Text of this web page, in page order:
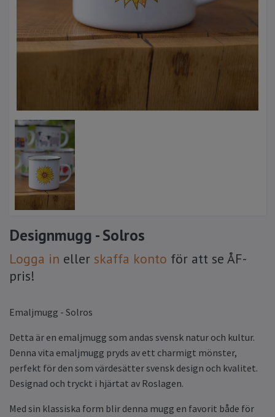
Designmugg - Solros
Logga in eller skaffa konto för att se ÅF-
pris!
Emaljmugg - Solros
Detta är en emaljmugg som andas svensk natur och kultur.
Denna vita emaljmugg pryds av ett charmigt mönster,
perfekt för den som värdesätter svensk design och kvalitet.
Designad och tryckt i hjärtat av Roslagen.
Med sin klassiska form blir denna mugg en favorit både för